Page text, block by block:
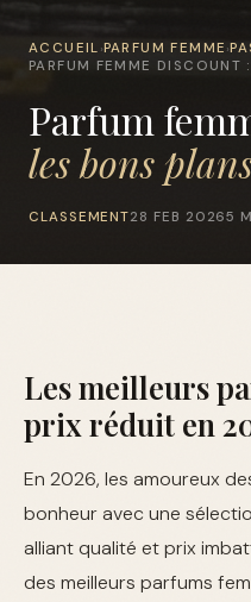
ACCUEIL ›PARFUM FEMME ›
PARFUM FEMME DISCOUNT
Parfum
les bons
CLASSEMENT28 FEB 20265
Les meilleurs
prix réduit en
En 2026, les amoureux
bonheur avec une
alliant qualité et prix
des meilleurs parfums